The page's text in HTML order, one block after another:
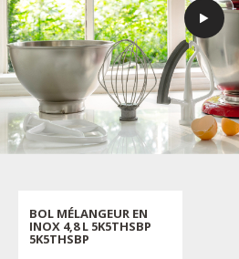
BOL MÉLANGEUR EN
INOX 4,8 L 5K5THSBP
5K5THSBP